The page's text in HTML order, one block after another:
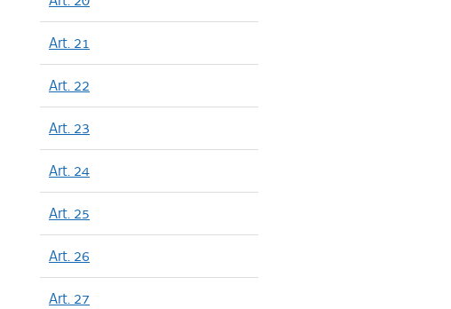
Art. 21
Art. 22
Art. 23
Art. 24
Art. 25
Art. 26
Art. 27